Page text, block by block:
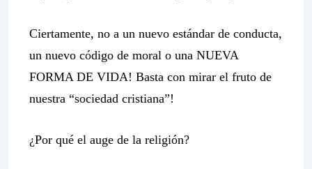
Ciertamente, no a un nuevo estándar de conducta,
un nuevo código de moral o una NUEVA
FORMA DE VIDA! Basta con mirar el fruto de
nuestra “sociedad cristiana”!
¿Por qué el auge de la religión?